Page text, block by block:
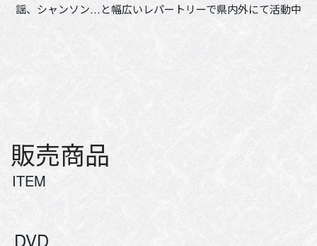
謡、シャンソン…と幅広いレパートリーで県内外にて活動中
販売商品
ITEM
DVD